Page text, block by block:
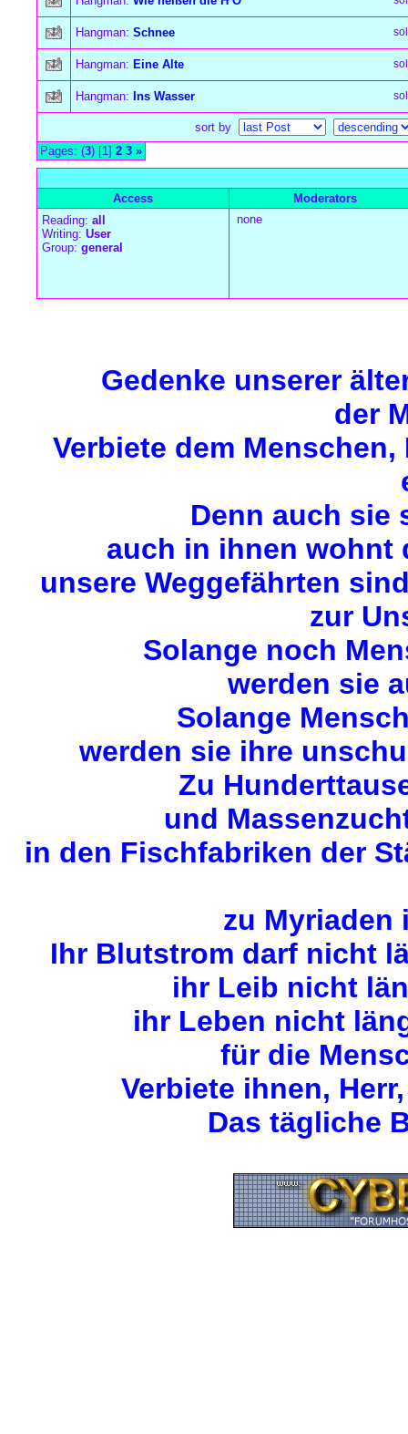
Hangman: Schnee
Hangman: Eine Alte
Hangman: Ins Wasser
sort by
Pages: (3) [1] 2 3 »
Access
Moderators
Reading: all
Writing: User
Group: general
none
Gedenke unserer
der
Verbiete dem
Denn auch sie
auch in ihnen wohnt
unsere Weggefährten
zur
Solange noch
werden sie
Solange
werden sie ihre
Zu
und
in den Fischfabriken der
zu Myriaden
Ihr Blutstrom darf nicht
ihr Leib nicht
ihr Leben nicht
für die
Verbiete ihnen,
Das tägliche